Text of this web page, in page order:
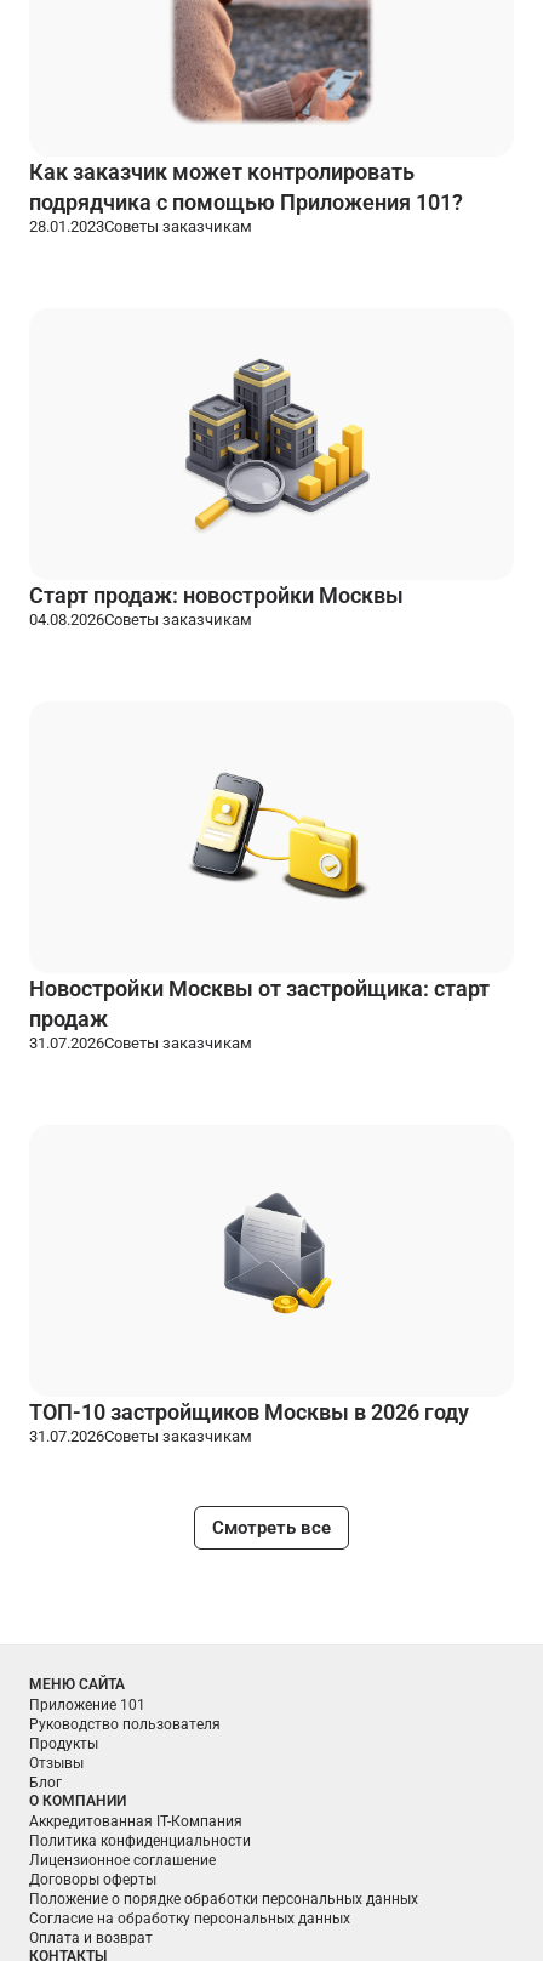
Как заказчик может контролировать
подрядчика с помощью Приложения 101?
28.01.2023Советы заказчикам
Старт продаж: новостройки Москвы
04.08.2026Советы заказчикам
Новостройки Москвы от застройщика: старт
продаж
31.07.2026Советы заказчикам
ТОП-10 застройщиков Москвы в 2026 году
31.07.2026Советы заказчикам
Смотреть все
МЕНЮ САЙТА
Приложение 101
Руководство пользователя
Продукты
Отзывы
Блог
О КОМПАНИИ
Аккредитованная IT-Компания
Политика конфиденциальности
Лицензионное соглашение
Договоры оферты
Положение о порядке обработки персональных данных
Согласие на обработку персональных данных
Оплата и возврат
КОНТАКТЫ